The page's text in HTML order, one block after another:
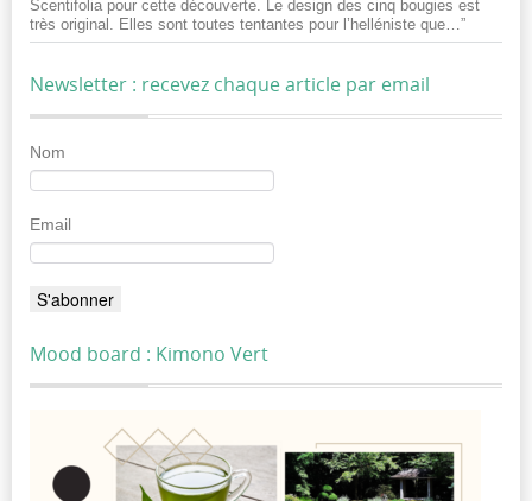
Scentifolia pour cette découverte. Le design des cinq bougies est
très original. Elles sont toutes tentantes pour l’helléniste que…”
Newsletter : recevez chaque article par email
Nom
Email
Mood board : Kimono Vert